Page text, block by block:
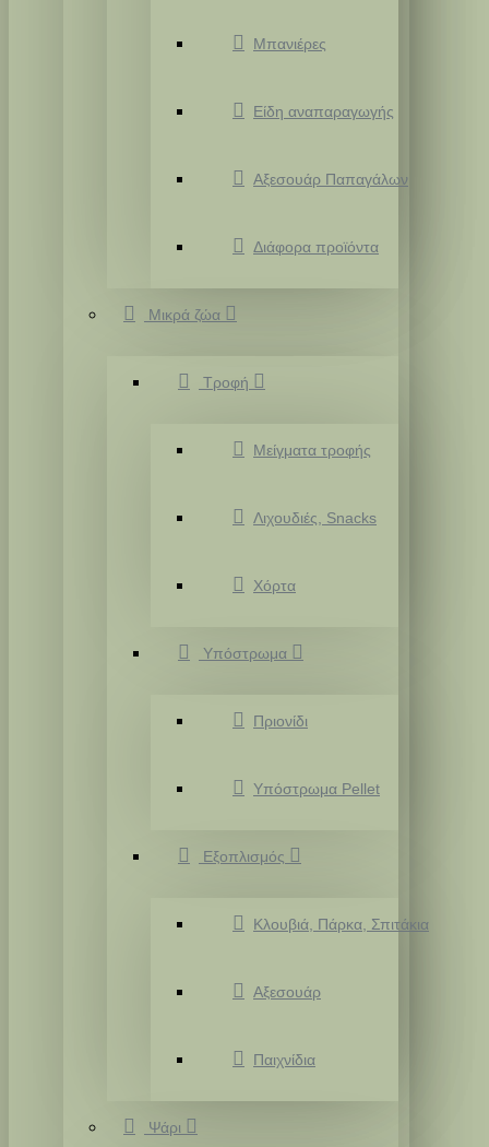
Μπανιέρες
Είδη αναπαραγωγής
Αξεσουάρ Παπαγάλων
Διάφορα προϊόντα
Μικρά ζώα
Τροφή
Μείγματα τροφής
Λιχουδιές, Snacks
Χόρτα
Υπόστρωμα
Πριονίδι
Υπόστρωμα Pellet
Εξοπλισμός
Κλουβιά, Πάρκα, Σπιτάκια
Αξεσουάρ
Παιχνίδια
Ψάρι